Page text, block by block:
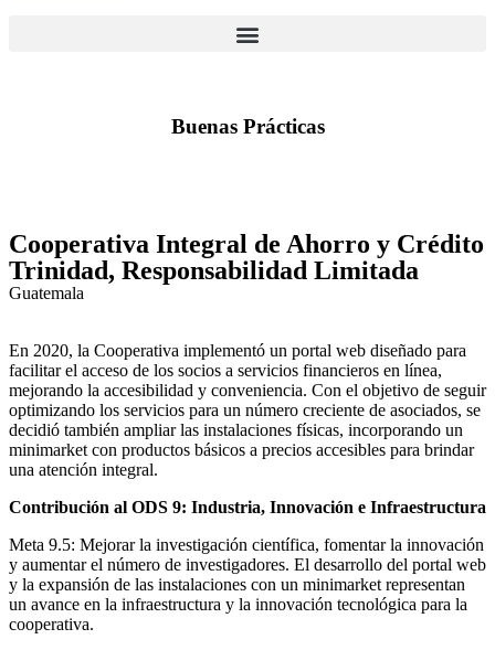
Buenas Prácticas
Cooperativa Integral de Ahorro y Crédito
Trinidad, Responsabilidad Limitada
Guatemala
En 2020, la Cooperativa implementó un portal web diseñado para
facilitar el acceso de los socios a servicios financieros en línea,
mejorando la accesibilidad y conveniencia. Con el objetivo de seguir
optimizando los servicios para un número creciente de asociados, se
decidió también ampliar las instalaciones físicas, incorporando un
minimarket con productos básicos a precios accesibles para brindar
una atención integral.
Contribución al ODS 9: Industria, Innovación e Infraestructura
Meta 9.5: Mejorar la investigación científica, fomentar la innovación
y aumentar el número de investigadores. El desarrollo del portal web
y la expansión de las instalaciones con un minimarket representan
un avance en la infraestructura y la innovación tecnológica para la
cooperativa.